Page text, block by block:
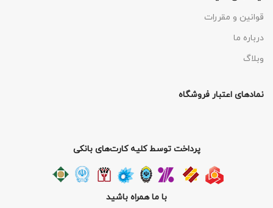
قوانین و مقررات
درباره ما
وبلاگ
نمادهای اعتبار فروشگاه
پرداخت توسط کلیه کارت‌های بانکی
با ما همراه باشید